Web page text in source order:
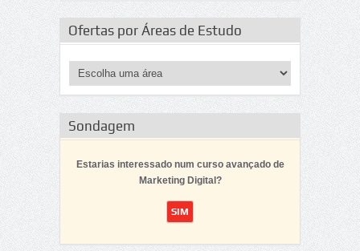
Ofertas por Áreas de Estudo
Sondagem
Estarias interessado num curso avançado de
Marketing Digital?